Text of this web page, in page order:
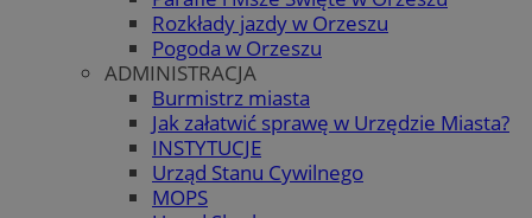
Rozkłady jazdy w Orzeszu
Pogoda w Orzeszu
ADMINISTRACJA
Burmistrz miasta
Jak załatwić sprawę w Urzędzie Miasta?
INSTYTUCJE
Urząd Stanu Cywilnego
MOPS